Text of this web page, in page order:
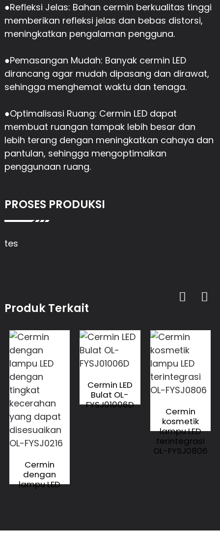
●Refleksi Jelas: Bahan cermin berkualitas tinggi
memberikan refleksi jelas dan bebas distorsi,
meningkatkan pengalaman pengguna.
●Pemasangan Mudah: Banyak cermin LED
dirancang agar mudah dipasang dan dirawat,
sehingga menghemat waktu dan tenaga.
●Optimalisasi Ruang: Cermin LED dapat
membuat ruangan tampak lebih besar dan
lebih terang dengan meningkatkan cahaya dan
pantulan, sehingga mengoptimalkan
penggunaan ruang.
PROSES PRODUKSI
tes
Produk Terkait
Cermin
dengan
lampu LED
disesuaikan
Cermin LED
Bulat OL-
FYSJ01006D
Cermin
kosmetik
lampu LED
terintegrasi
OL-FYSJ0806